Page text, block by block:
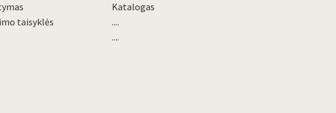
taisyklės
Katalogas
....
....